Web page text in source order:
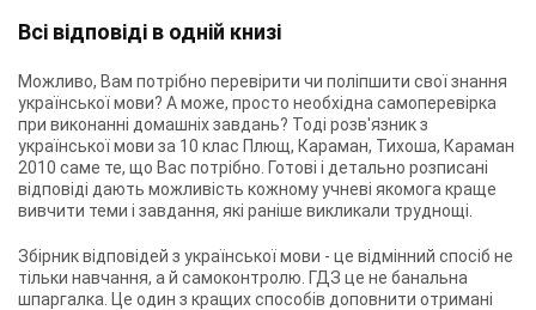
Всі відповіді в одній книзі
Можливо, Вам потрібно перевірити чи поліпшити свої знання
української мови? А може, просто необхідна самоперевірка
при виконанні домашніх завдань? Тоді розв'язник з
української мови за 10 клас Плющ, Караман, Тихоша, Караман
2010 саме те, що Вас потрібно. Готові і детально розписані
відповіді дають можливість кожному учневі якомога краще
вивчити теми і завдання, які раніше викликали труднощі.
Збірник відповідей з української мови - це відмінний спосіб не
тільки навчання, а й самоконтролю. ГДЗ це не банальна
шпаргалка. Це один з кращих способів доповнити отримані